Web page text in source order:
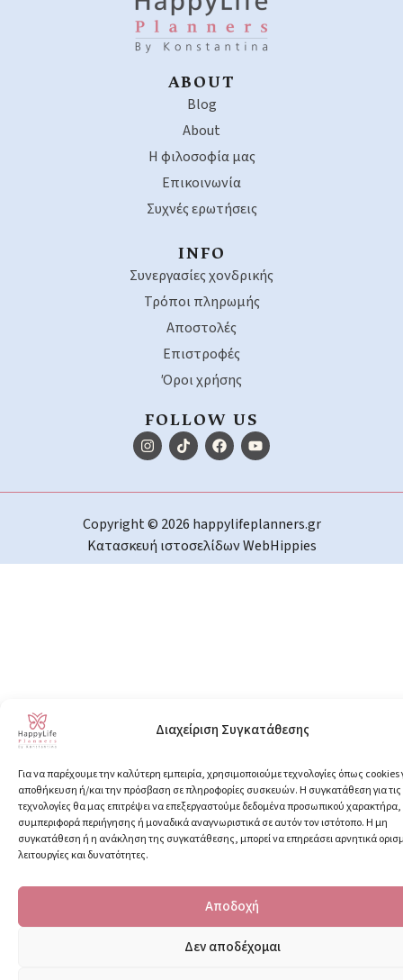
Διαχείριση Συγκατάθεσης
Για να παρέχουμε την καλύτερη εμπειρία, χρησιμοποιούμε τεχνολογίες όπως cookies
αποθήκευση ή/και την πρόσβαση σε πληροφορίες συσκευών. Η συγκατάθεση για
τεχνολογίες θα μας επιτρέψει να επεξεργαστούμε δεδομένα προσωπικού
συμπεριφορά περιήγησης ή μοναδικά αναγνωριστικά σε αυτόν τον ιστότοπο. Η μη
συγκατάθεση ή η ανάκληση της συγκατάθεσης, μπορεί να επηρεάσει αρνητικά
λειτουργίες και δυνατότητες.
Αποδοχή
Δεν αποδέχομαι
ABOUT
Blog
About
Η φιλοσοφία μας
Επικοινωνία
Συχνές ερωτήσεις
INFO
Συνεργασίες χονδρικής
Τρόποι πληρωμής
Αποστολές
Επιστροφές
Όροι χρήσης
FOLLOW US
Copyright © 2026 happylifeplanners.gr
Κατασκευή ιστοσελίδωνWebHippies